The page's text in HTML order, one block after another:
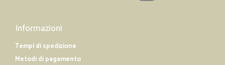
Informazioni
Tempi di spedizione
Metodi di pagamento